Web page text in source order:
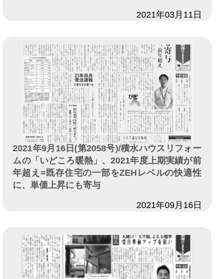
2021年03月11日
2021年9月16日(第2058号)/積水ハウスリフォー
ムの「いどころ暖熱」、2021年度上期実績が前
年超え=既存住宅の一部をZEHレベルの快適性
に、単価上昇にも寄与
2021年09月16日